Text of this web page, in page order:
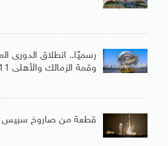
وقمة الزمالك والأهلى 11 أكتوبر
قطعة من صاروخ سبيس